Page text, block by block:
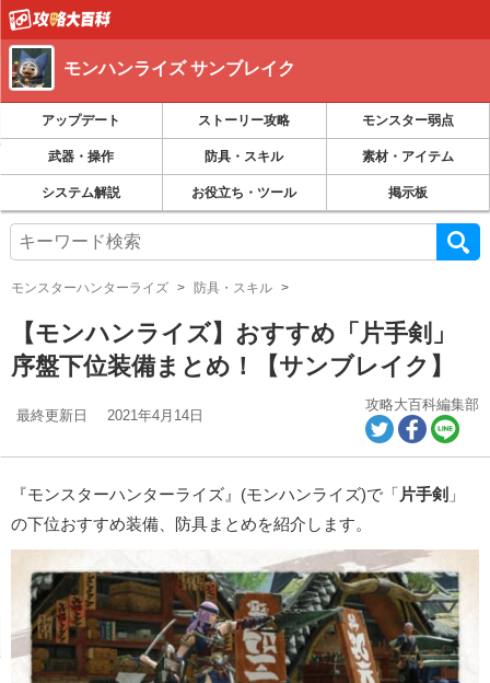
モンハンライズ サンブレイク
アップデート ストーリー攻略 モンスター弱点
武器・操作 防具・スキル 素材・アイテム
システム解説 お役立ち・ツール 掲示板
モンスターハンターライズ 防具・スキル
【モンハンライズ】おすすめ「片手剣」
序盤下位装備まとめ！【サンブレイク】
最終更新日 2021年4月14日
攻略大百科編集部
『モンスターハンターライズ』 (モンハンライズ)で「片手剣 」
の下位おすすめ装備、防具まとめを紹介します。